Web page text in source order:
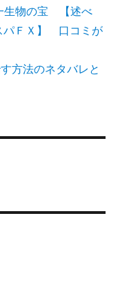
生物の宝 【述べ
パＦＸ】 口コミが
方法のネタバレと